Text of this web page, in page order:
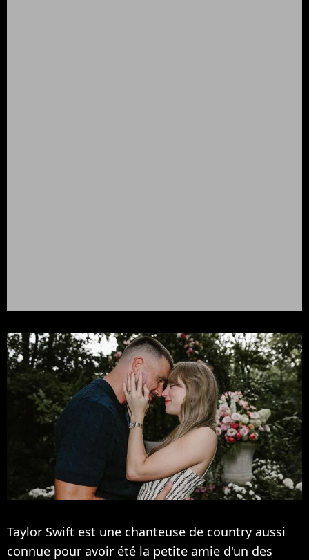
Taylor Swift est une chanteuse de country aussi
connue pour avoir été la petite amie d'un des